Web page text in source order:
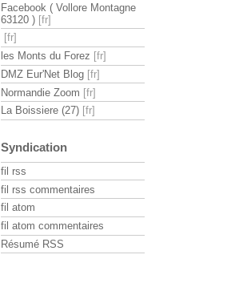
Facebook ( Vollore Montagne
63120 )
les Monts du Forez
DMZ Eur'Net Blog
Normandie Zoom
La Boissiere (27)
Syndication
fil rss
fil rss commentaires
fil atom
fil atom commentaires
Résumé RSS